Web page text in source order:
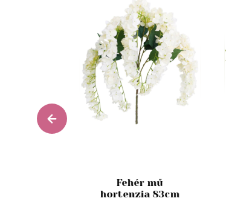
Fehér mű
hortenzia 83cm